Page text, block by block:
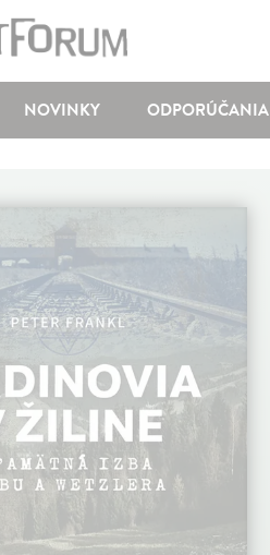
NOVINKY ODPORÚČANIA